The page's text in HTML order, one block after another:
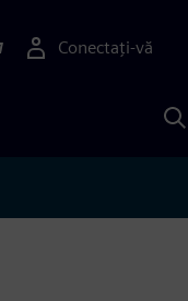
Conectați-vă